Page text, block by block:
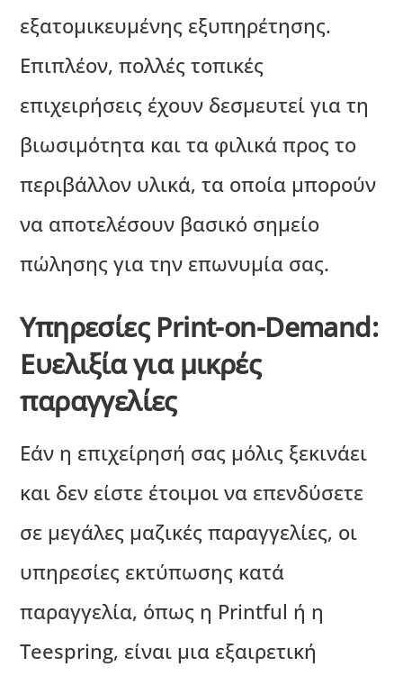
εξατομικευμένης εξυπηρέτησης.
Επιπλέον, πολλές τοπικές
επιχειρήσεις έχουν δεσμευτεί για τη
βιωσιμότητα και τα φιλικά προς το
περιβάλλον υλικά, τα οποία μπορούν
να αποτελέσουν βασικό σημείο
πώλησης για την επωνυμία σας.
Υπηρεσίες Print-on-Demand:
Ευελιξία για μικρές
παραγγελίες
Εάν η επιχείρησή σας μόλις ξεκινάει
και δεν είστε έτοιμοι να επενδύσετε
σε μεγάλες μαζικές παραγγελίες, οι
υπηρεσίες εκτύπωσης κατά
παραγγελία, όπως η Printful ή η
Teespring, είναι μια εξαιρετική